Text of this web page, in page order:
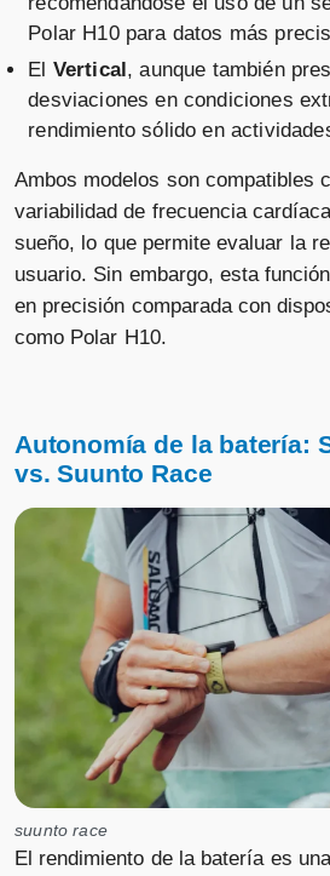
Vendido por
Vendido por
📦 3-5 días · 🚚 Gratis >75€
Suunto Vertical
Titanio Solar Black
Vendido por
📦 3-5 días · 🚚 Gratis
Titanio Solar
📦 3-5 días · 🚚 Gratis >75€
Suunto Vertical
Titanio Solar
Vendido por
📦 3-5 días · 🚚 Gratis >75€
Polar H10 para datos más
El Vertical , aunque también
desviaciones en condiciones
rendimiento sólido en
Ambos modelos son compatibles
variabilidad de frecuencia
sueño, lo que permite evaluar la
usuario. Sin embargo, esta
en precisión comparada con
como Polar H10.
Autonomía de la batería:
vs. Suunto Race
suunto race
El rendimiento de la batería es